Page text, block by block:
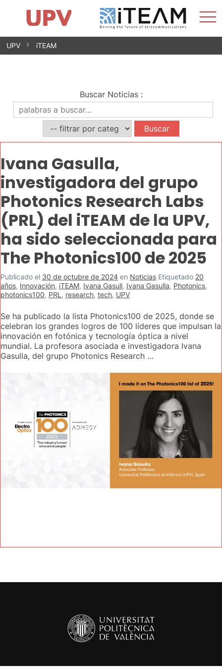
Saltar
Impacto
Grupos de investigación
Instalaciones
Spin-offs
Contacto
Prácticas
Noticias
Unidad de Igualdad
UPV iTEAM
Buscar Noticias:
Ivana Gasulla,
investigadora del grupo
Photonics Research Labs
(PRL) del iTEAM de la UPV,
ha sido seleccionada para
The Photonics100 de 2025
Publicado el 30 de octubre de 2024 en Noticias Etiquetado 20
años, Innovación, iTEAM, Ivana Gasull, Ivana Gasulla, Photonics,
photonics100, PRL , research, tech, UPV
Se ha publicado la lista Photonics100 de 2025, donde se
celebran los grandes logros de 100 líderes que impulsan la
innovación en fotónica y tecnología óptica a nivel
mundial. La profesora asociada e investigadora Ivana
Gasulla, del grupo Photonics Research …